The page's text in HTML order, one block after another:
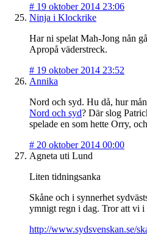
# 19 oktober 2014 23:06
Ninja i Klockrike
Har ni spelat Mah-Jong nån
Apropå väderstreck.
# 19 oktober 2014 23:52
Annika
Nord och syd. Hu då, hur
Nord och syd? Där slog
spelade en som hette Orry,
# 20 oktober 2014 00:00
Agneta uti Lund
Liten tidningsanka
Skåne och i synnerhet
ymnigt regn i dag. Tror att vi
http://www.sydsvenskan.se/